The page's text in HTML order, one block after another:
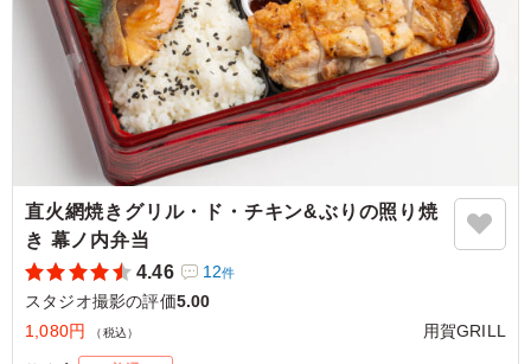
直火網焼きグリル・ド・チキン&ぶりの照り焼
き 幕ノ内弁当
4.46
12件
スタジオ撮影の評価5.00
1,080円
（税込） 用賀GRILL